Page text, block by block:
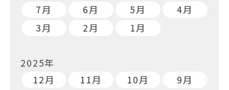
7月
6月 5月
4月
3月
2月 1月
2025年
12月
11月 10月
9月